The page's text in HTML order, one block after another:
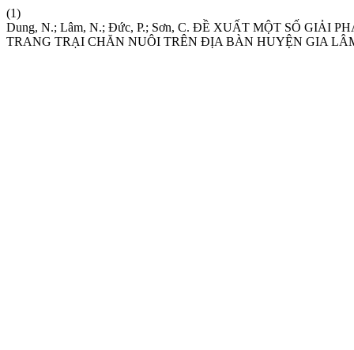
(1)
Dung, N.; Lâm, N.; Đức, P.; Sơn, C. ĐỀ XUẤT MỘT SỐ GIẢI
TRANG TRẠI CHĂN NUÔI TRÊN ĐỊA BÀN HUYỆN GIA